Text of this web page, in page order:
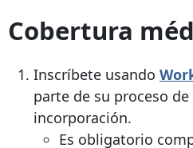
Cobertura
Inscríbete usando
parte de su proceso
incorporación.
Es obligatorio